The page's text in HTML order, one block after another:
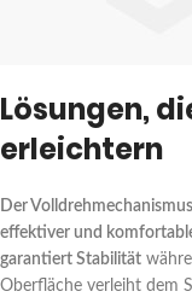
Lösungen,
erleichtern
Der Volldrehmechanismus
effektiver und
garantiert Stabilität
Oberfläche verleiht dem